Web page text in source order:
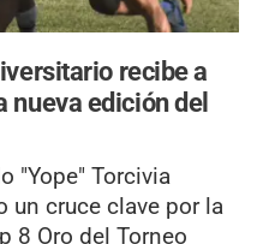
recibe a
nueva edición del
"Yope" Torcivia
un cruce clave por la
8 Oro del Torneo